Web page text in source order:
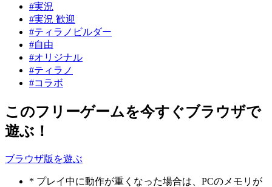
#実況
#実況 歓迎
#ティラノビルダー
#自由
#オリジナル
#ティラノ
#コラボ
このフリーゲームを今すぐブラウザで
遊ぶ！
ブラウザ版を遊ぶ
* プレイ中に動作が重くなった場合は、PCのメモリが